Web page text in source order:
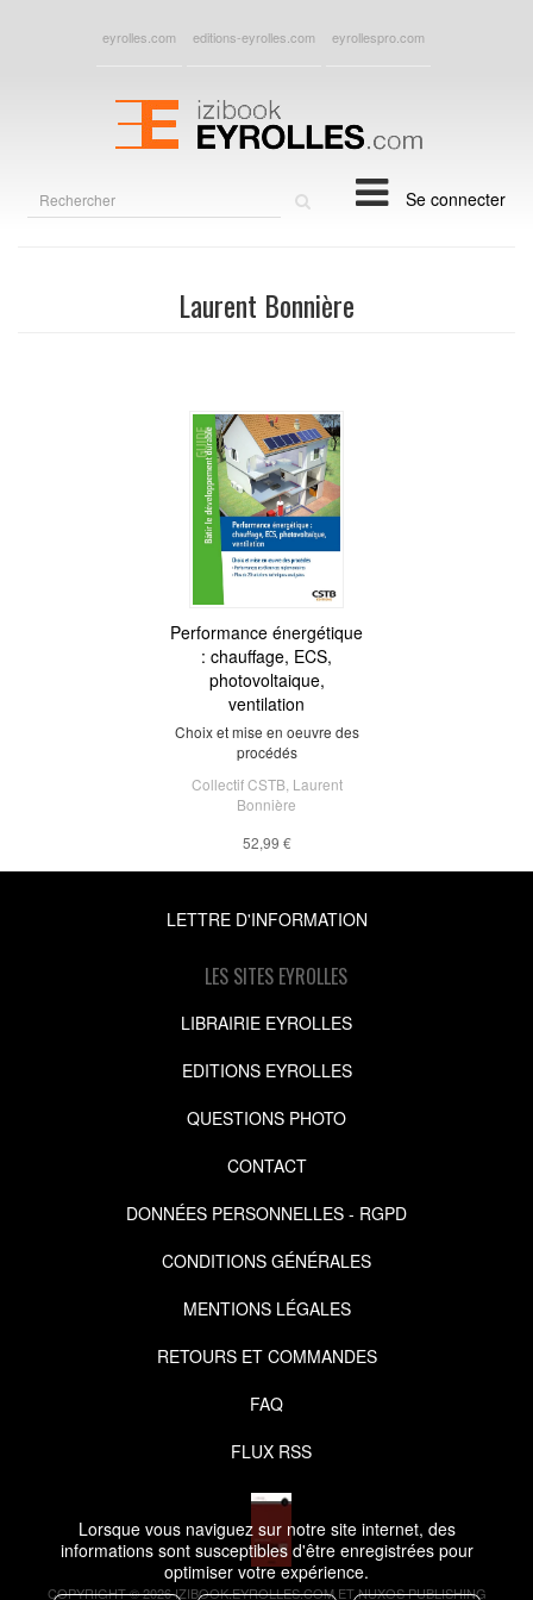
Lorsque vous naviguez sur notre site internet, des
informations sont susceptibles d'être enregistrées pour
optimiser votre expérience.
eyrolles.com editions-eyrolles.com eyrollespro.com
Se connecter
Laurent Bonnière
Performance énergétique
: chauffage, ECS,
photovoltaique,
ventilation
Choix et mise en oeuvre des
procédés
Collectif CSTB, Laurent
Bonnière
52,99 €
LETTRE D'INFORMATION
LES SITES EYROLLES
LIBRAIRIE EYROLLES
EDITIONS EYROLLES
QUESTIONS PHOTO
CONTACT
DONNÉES PERSONNELLES - RGPD
CONDITIONS GÉNÉRALES
MENTIONS LÉGALES
RETOURS ET COMMANDES
FAQ
FLUX RSS
COPYRIGHT © 2026 IZIBOOK.EYROLLES.COM ET NUXOS PUBLISHING